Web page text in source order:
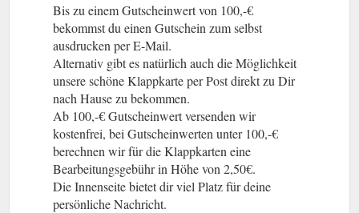
Bis zu einem Gutscheinwert von 100,-€
bekommst du einen Gutschein zum selbst
ausdrucken per E-Mail.
Alternativ gibt es natürlich auch die Möglichkeit
unsere schöne Klappkarte per Post direkt zu Dir
nach Hause zu bekommen.
Ab 100,-€ Gutscheinwert versenden wir
kostenfrei, bei Gutscheinwerten unter 100,-€
berechnen wir für die Klappkarten eine
Bearbeitungsgebühr in Höhe von 2,50€.
Die Innenseite bietet dir viel Platz für deine
persönliche Nachricht.